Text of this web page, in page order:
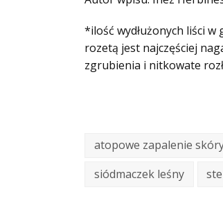
*ilość wydłużonych liści w
rozetą jest najczęściej
zgrubienia i nitkowate
atopowe zapalenie
siódmaczek leśny